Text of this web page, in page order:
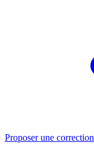
Proposer une correction